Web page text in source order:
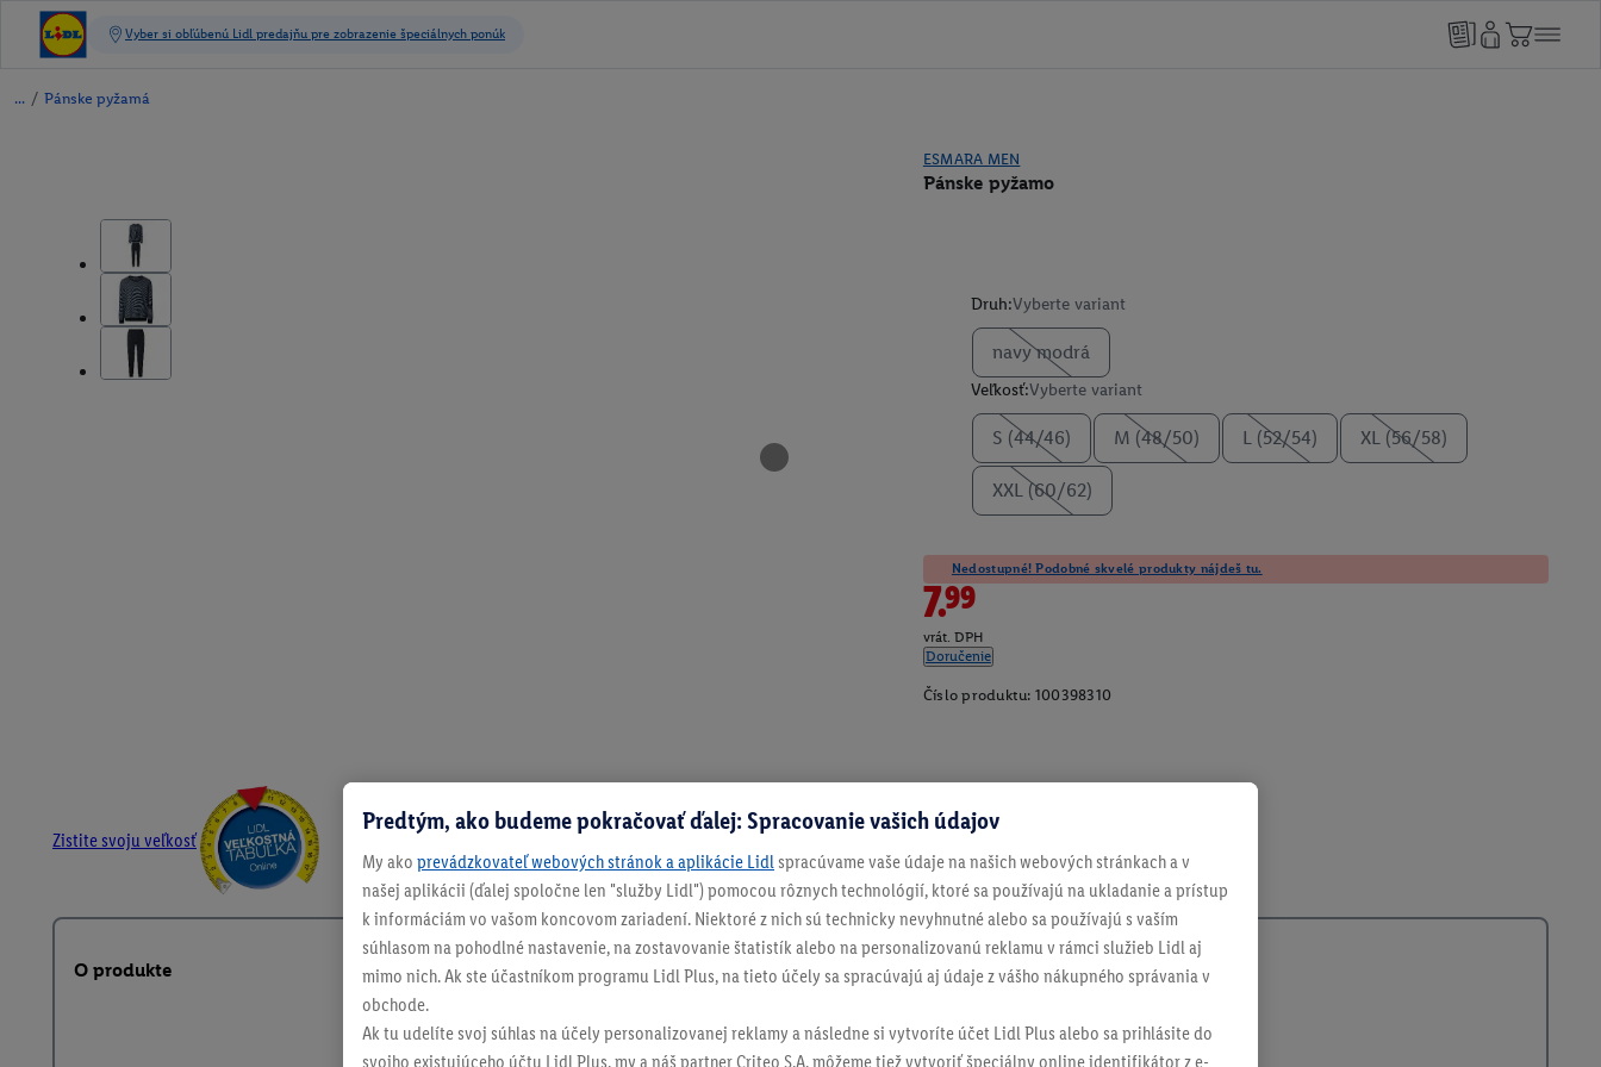
/ Pánske pyžamá
ESMARA MEN
Pánske pyžamo
Druh:Vyberte variant
navy modrá
Veľkosť:Vyberte variant
S (44/46) M (48/50) L (52/54) XL (56/58)
XXL (60/62)
Nedostupné! Podobné skvelé produkty nájdeš tu.
7.99
vrát. DPH
Doručenie
Číslo produktu: 100398310
Zistite svoju veľkosť
O produkte
Predtým, ako budeme pokračovať ďalej: Spracovanie vašich údajov
My ako prevádzkovateľ webových stránok a aplikácie Lidl spracúvame vaše údaje na našich webových stránkach a v
našej aplikácii (ďalej spoločne len "služby Lidl") pomocou rôznych technológií, ktoré sa používajú na ukladanie a prístup
k informáciám vo vašom koncovom zariadení. Niektoré z nich sú technicky nevyhnutné alebo sa používajú s vaším
súhlasom na pohodlné nastavenie, na zostavovanie štatistík alebo na personalizovanú reklamu v rámci služieb Lidl aj
mimo nich. Ak ste účastníkom programu Lidl Plus, na tieto účely sa spracúvajú aj údaje z vášho nákupného správania v
obchode.
Ak tu udelíte svoj súhlas na účely personalizovanej reklamy a následne si vytvoríte účet Lidl Plus alebo sa prihlásite do
svojho existujúceho účtu Lidl Plus, my a náš partner Criteo S.A. môžeme tiež vytvoriť špeciálny online identifikátor z e-